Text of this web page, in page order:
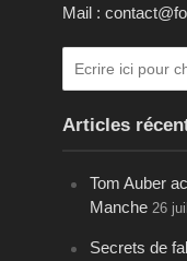
Mail :
Articles
Tom Auber
Manche 26
Secrets de